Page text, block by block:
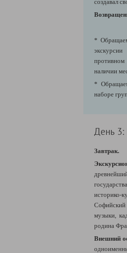
создавал
*
противном
наличии
*
наборе
День 3:
Завтрак.
историко-
музыки,
родина
Внешний